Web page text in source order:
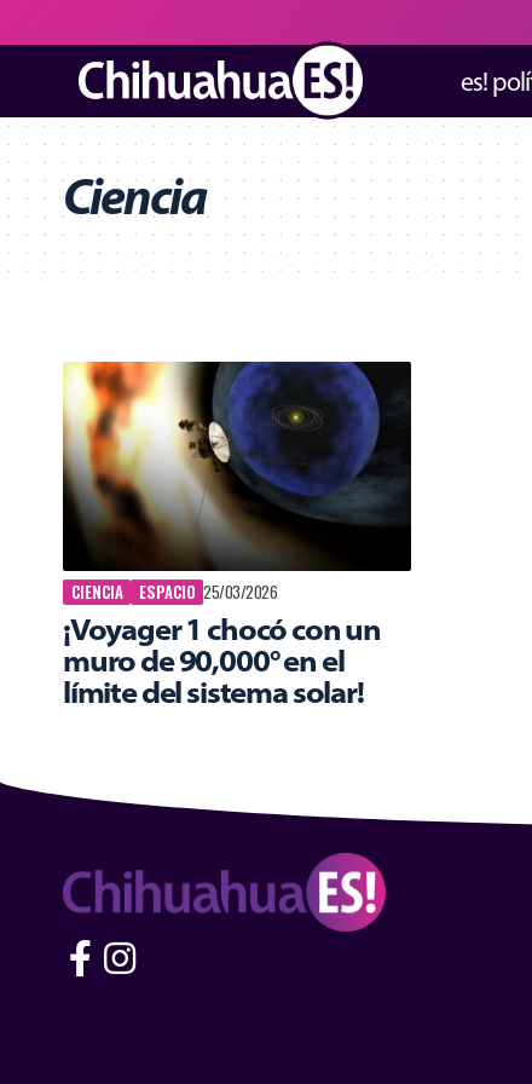
es!
Ciencia
CIENCIA ESPACIO 25/03/2026
¡Voyager 1 chocó con un
muro de 90,000° en el
límite del sistema solar!